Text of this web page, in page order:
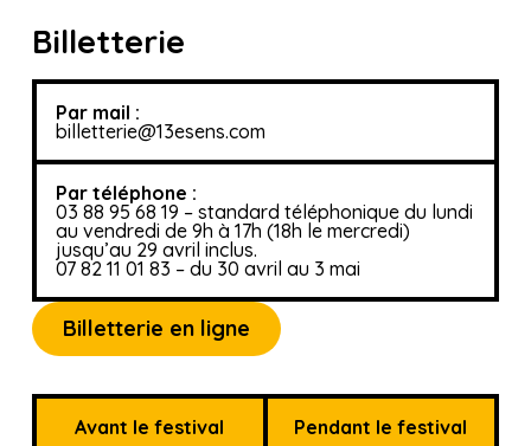
Billetterie
Par mail :
billetterie@13esens.com
Par téléphone :
03 88 95 68 19 – standard téléphonique du lundi
au vendredi de 9h à 17h (18h le mercredi)
jusqu’au 29 avril inclus.
07 82 11 01 83 – du 30 avril au 3 mai
Billetterie en ligne
Avant le festival Pendant le festival